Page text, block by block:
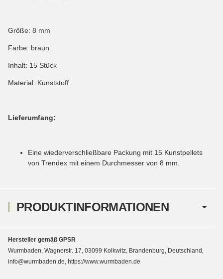
PRODUKTINFORMATIONEN
Größe: 8 mm
Farbe: braun
Inhalt: 15 Stück
Material: Kunststoff
Lieferumfang:
Eine wiederverschließbare Packung mit 15 Kunstpellets
von Trendex mit einem Durchmesser von 8 mm.
Hersteller gemäß GPSR
Wurmbaden, Wagnerstr. 17, 03099 Kolkwitz, Brandenburg, Deutschland,
info@wurmbaden.de, https://www.wurmbaden.de